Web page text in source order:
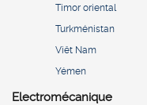
Timor oriental
Turkménistan
Viêt Nam
Yémen
Electromécanique